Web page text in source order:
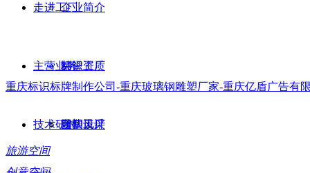
企业简介
荣誉资质
团队风采
走进工厂
标识工厂
雕塑工厂
主营业务
空间设计
技术研讨
重庆标识标牌制作公司-重庆玻璃钢雕塑厂家-重庆亿盾广告有
旅游空间